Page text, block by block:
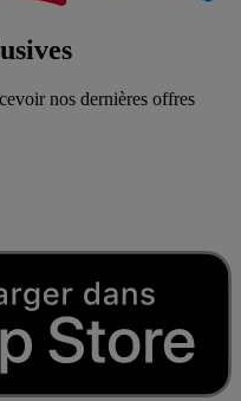
nos dernières offres